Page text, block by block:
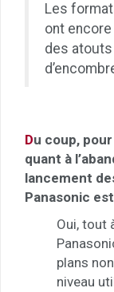
Les
ont
des
Du coup,
quant à
lancement
Panasonic
Oui, tout
plans
niveau